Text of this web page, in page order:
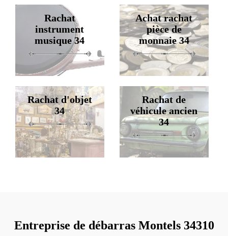
Rachat
instrument
musique 34
Achat rachat
pièce de
monnaie 34
Rachat d'objet
34
Rachat de
véhicule ancien
34
Entreprise de débarras Montels 34310